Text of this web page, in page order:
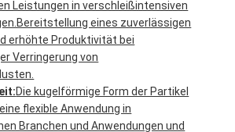
Leistungen in verschleißintensiven
eines zuverlässigen
erhöhte Produktivität bei
Verringerung von
Die kugelförmige Form der Partikel
flexible Anwendung in
Branchen und Anwendungen und